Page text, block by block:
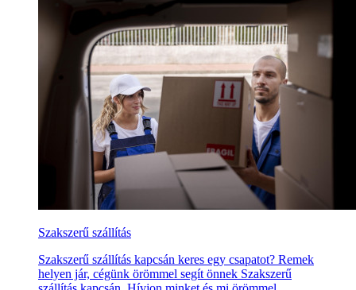
Szakszerű szállítás
Szakszerű szállítás kapcsán keres egy csapatot? Remek
helyen jár, cégünk örömmel segít önnek Szakszerű